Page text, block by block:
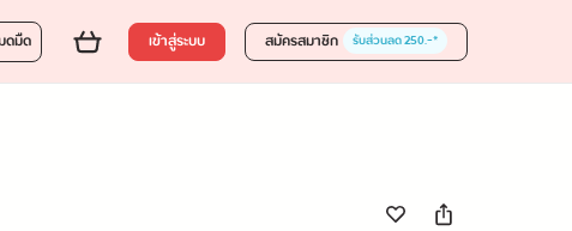
ดมืด เข้าสู่ระบบ สมัครสมาชิก รับส่วนลด 250.-*
บาทส่งของขวัญ ใส่ตะกร้า ซื้อเลย